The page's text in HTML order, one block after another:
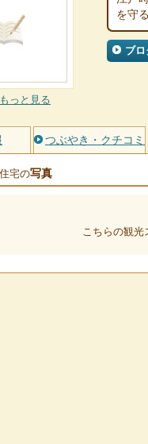
っと見る
を守
ブロ
つぶやき・クチコミ
宅の写真
こちらの観光